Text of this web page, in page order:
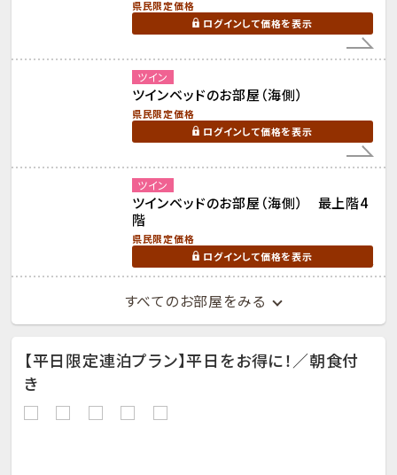
県民限定価格
ログインして価格を表示
ツイン
ツインベッドのお部屋（海側）
県民限定価格
ログインして価格を表示
ツイン
ツインベッドのお部屋（海側） 最上階4
階
県民限定価格
ログインして価格を表示
すべてのお部屋をみる
【平日限定連泊プラン】平日をお得に！／朝食付
き